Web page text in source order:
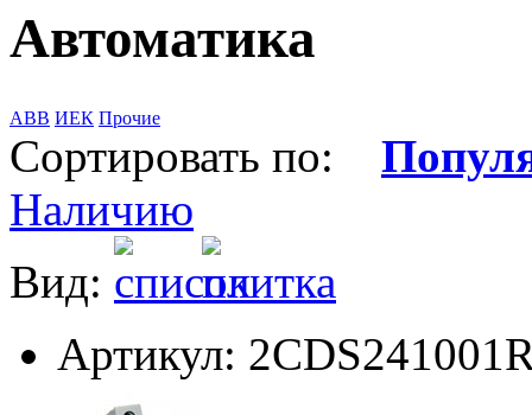
Автоматика
АВВ ИЕК Прочие
Сортировать по:
Наличию
Вид:
Артикул: